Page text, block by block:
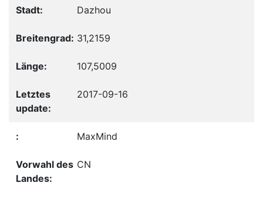
Dazhou
31,2159
107,5009
2017-09-16
MaxMind
CN